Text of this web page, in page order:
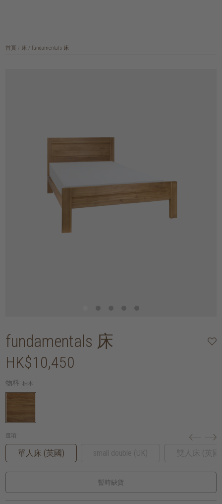
首頁 / 床 / fundamentals 床
fundamentals 床
HK$10,450
物料: 柚木
選項:
單人床 (英國)
暫時缺貨